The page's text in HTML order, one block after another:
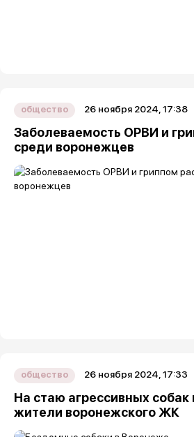
общество 26 ноября 2024, 17:38
Заболеваемость ОРВИ и
среди воронежцев
общество 26 ноября 2024, 17:33
На стаю агрессивных
жители воронежского ЖК